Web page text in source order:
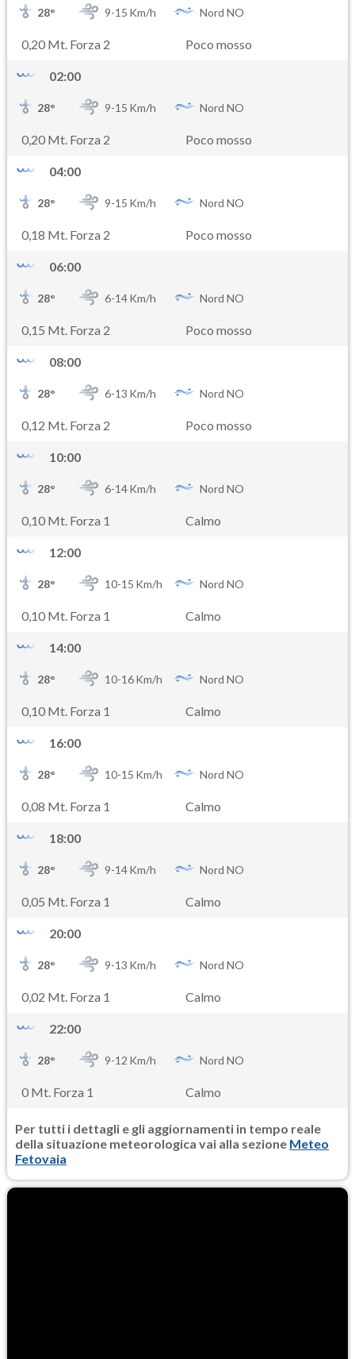
28° 9-15 Km/h Nord NO
0,20 Mt. Forza 2 Poco mosso
02:00
28° 9-15 Km/h Nord NO
0,20 Mt. Forza 2 Poco mosso
04:00
28° 9-15 Km/h Nord NO
0,18 Mt. Forza 2 Poco mosso
06:00
28° 6-14Km/h Nord NO
0,15 Mt. Forza 2 Poco mosso
08:00
28° 6-13 Km/h Nord NO
0,12 Mt. Forza 2 Poco mosso
10:00
28° 6-14Km/h Nord NO
0,10 Mt. Forza 1 Calmo
12:00
28° 10-15 Km/h Nord NO
0,10 Mt. Forza 1 Calmo
14:00
28° 10-16Km/h Nord NO
0,10 Mt. Forza 1 Calmo
16:00
28° 10-15 Km/h Nord NO
0,08 Mt. Forza 1 Calmo
18:00
28° 9-14Km/h Nord NO
0,05 Mt. Forza 1 Calmo
20:00
28° 9-13 Km/h Nord NO
0,02 Mt. Forza 1 Calmo
22:00
28° 9-12 Km/h Nord NO
0 Mt. Forza 1 Calmo
Per tutti i dettagli e gli aggiornamenti in tempo reale
della situazione meteorologica vai alla sezione Meteo
Fetovaia